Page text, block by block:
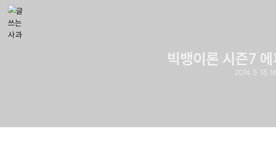
빅뱅이론 시즌7
2014. 5. 13.